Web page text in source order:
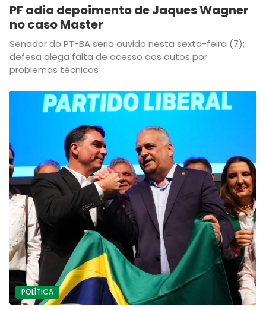
PF adia depoimento de Jaques Wagner
no caso Master
Senador do PT-BA seria ouvido nesta sexta-feira (7);
defesa alega falta de acesso aos autos por
problemas técnicos
POLÍTICA